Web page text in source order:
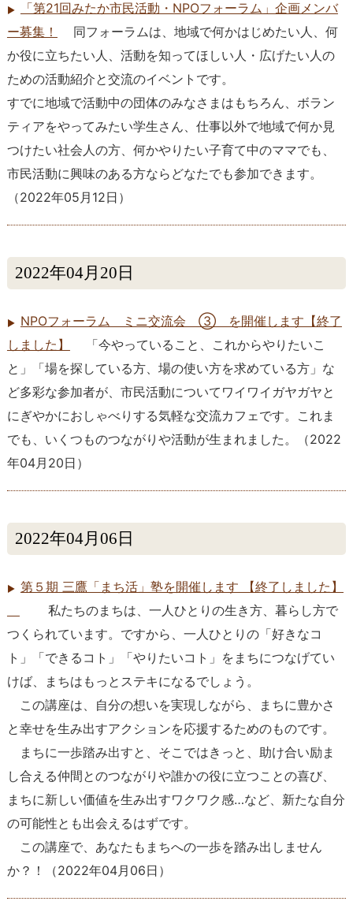
「第21回みたか市民活動・NPOフォーラム」企画メンバ
ー募集！
同フォーラムは、地域で何かはじめたい人、何
か役に立ちたい人、活動を知ってほしい人・広げたい人の
ための活動紹介と交流のイベントです。
すでに地域で活動中の団体のみなさまはもちろん、ボラン
ティアをやってみたい学生さん、仕事以外で地域で何か見
つけたい社会人の方、何かやりたい子育て中のママでも、
市民活動に興味のある方ならどなたでも参加できます。
（2022年05月12日 ）
2022年04月20日
NPOフォーラム ミニ交流会 ③ を開催します【終了
しました】
「今やっていること、これからやりたいこ
と」「場を探している方、場の使い方を求めている方」な
ど多彩な参加者が、市民活動についてワイワイガヤガヤと
にぎやかにおしゃべりする気軽な交流カフェです。これま
でも、いくつものつながりや活動が生まれました。
（2022
年04月20日 ）
2022年04月06日
第５期 三鷹「まち活」塾を開催します 【終了しました】
私たちのまちは、一人ひとりの生き方、暮らし方で
つくられています。ですから、一人ひとりの「好きなコ
ト」「できるコト」「やりたいコト」をまちにつなげてい
けば、まちはもっとステキになるでしょう。
この講座は、自分の想いを実現しながら、まちに豊かさ
と幸せを生み出すアクションを応援するためのものです。
まちに一歩踏み出すと、そこではきっと、助け合い励ま
し合える仲間とのつながりや誰かの役に立つことの喜び、
まちに新しい価値を生み出すワクワク感…など、新たな自分
の可能性とも出会えるはずです。
この講座で、あなたもまちへの一歩を踏み出しません
か？！
（2022年04月06日 ）